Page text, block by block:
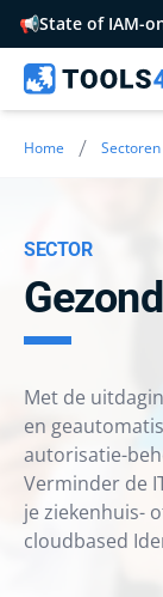
📢State of IAM-
Home / Sectoren
SECTOR
Met de
en
autorisatie-
Verminder de
je ziekenhuis-
cloudbased